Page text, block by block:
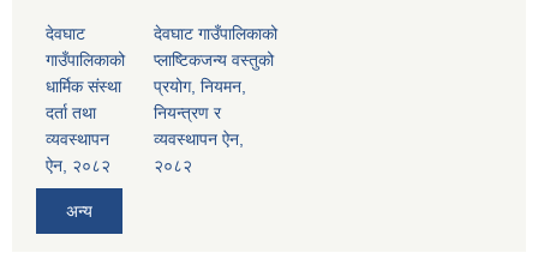
देवघाट
गाउँपालिकाको
धार्मिक संस्था
दर्ता तथा
व्यवस्थापन
ऐन, २०८२
देवघाट गाउँपालिकाको
प्लाष्टिकजन्य वस्तुको
प्रयोग, नियमन,
नियन्त्रण र
व्यवस्थापन ऐन,
२०८२
अन्य